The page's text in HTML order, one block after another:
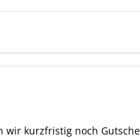
wir kurzfristig noch